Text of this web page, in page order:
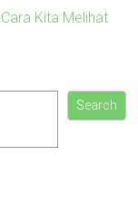
Kita Melihat
Search